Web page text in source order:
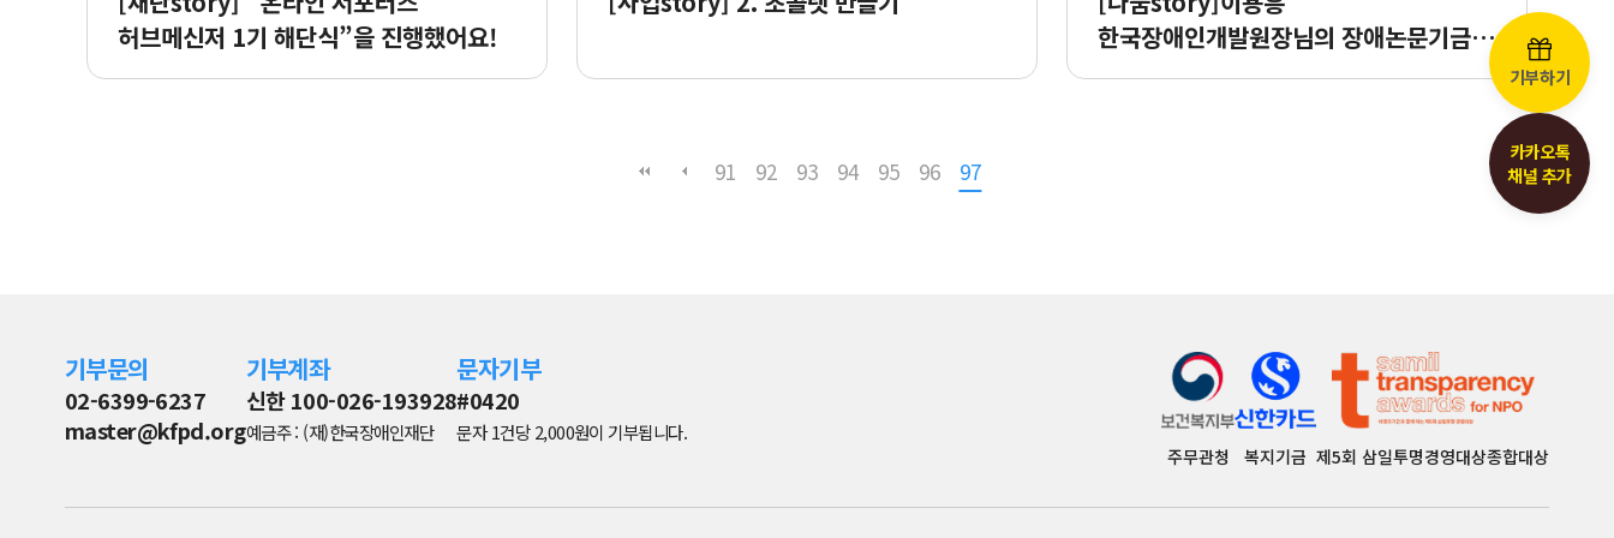
허브메신저 1기 해단식”을 진행했어요!
한국장애인개발원장님의 장애논문기금
1% 나눔참여!
91 92 93 94 95 96 97
기부하기
카카오톡
채널 추가
기부문의
02-6399-6237
master@kfpd.org
기부계좌
신한 100-026-193928
예금주 : (재)한국장애인재단
문자기부
#0420
문자 1건당 2,000원이 기부됩니다.
주무관청 복지기금 제5회 삼일투명경영대상종합대상